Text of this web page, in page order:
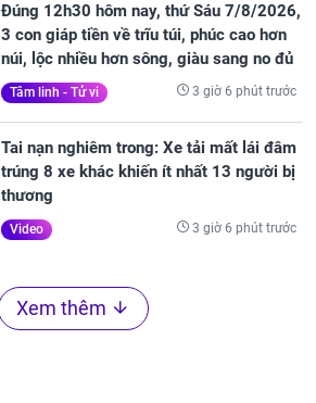
Đúng 12h30 hôm nay, thứ Sáu 7/8/2026,
3 con giáp tiền về trĩu túi, phúc cao hơn
núi, lộc nhiều hơn sông, giàu sang no đủ
Tâm linh - Tử vi 3 giờ 6 phút trước
Tai nạn nghiêm trong: Xe tải mất lái đâm
trúng 8 xe khác khiến ít nhất 13 người bị
thương
Video 3 giờ 6 phút trước
Xem thêm